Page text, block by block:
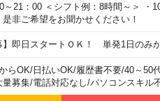
～21：00 ＜シフト例：8時間～＞ ・
是非ご希望をお聞かせください！
】即日スタートＯＫ！ 単発1日のみ
らOK/日払いOK/履歴書不要/40～50
量募集/電話対応なし/パソコンスキル